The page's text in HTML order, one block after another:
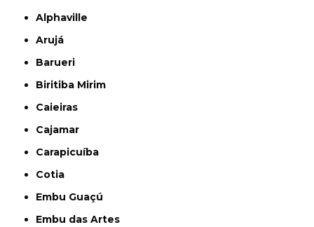
Alphaville
Arujá
Barueri
Biritiba Mirim
Caieiras
Cajamar
Carapicuíba
Cotia
Embu Guaçú
Embu das Artes